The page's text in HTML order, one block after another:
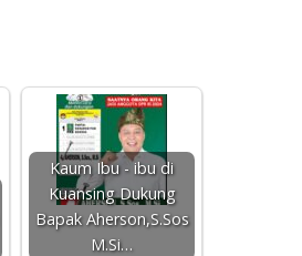
Kaum Ibu - ibu di
Kuansing Dukung
Bapak Aherson,S.Sos
M.Si…